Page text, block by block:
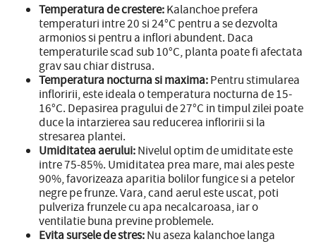
Temperatura de crestere:Kalanchoe prefera
temperaturi intre 20 si 24°C pentru a se dezvolta
armonios si pentru a inflori abundent. Daca
temperaturile scad sub 10°C, planta poate fi afectata
grav sau chiar distrusa.
Temperatura nocturna si maxima:Pentru stimularea
infloririi, este ideala o temperatura nocturna de 15-
16°C. Depasirea pragului de 27°C in timpul zilei poate
duce la intarzierea sau reducerea infloririi si la
stresarea plantei.
Umiditatea aerului:Nivelul optim de umiditate este
intre 75-85%. Umiditatea prea mare, mai ales peste
90%, favorizeaza aparitia bolilor fungice si a petelor
negre pe frunze. Vara, cand aerul este uscat, poti
pulveriza frunzele cu apa necalcaroasa, iar o
ventilatie buna previne problemele.
Evita sursele de stres:Nu aseza kalanchoe langa